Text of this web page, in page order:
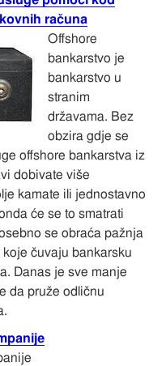
računa
Offshore
bankarstvo je
bankarstvo u
stranim
državama. Bez
obzira gdje se
offshore bankarstva iz
dobivate više
kamate ili jednostavno
će se to smatrati
se obraća pažnja
čuvaju bankarsku
Danas je sve manje
da pruže odličnu